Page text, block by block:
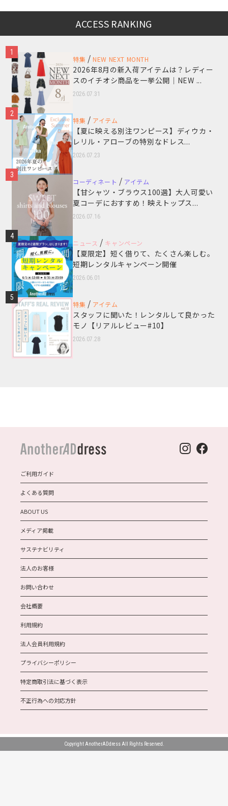
ACCESS RANKING
1
特集 /NEW NEXT MONTH
2026年8月の新入荷アイテムは？レディー
スのイチオシ商品を一挙公開｜NEW ...
2026.07.31
2
特集 / アイテム
【夏に映える別注ワンピース】ディウカ・
レリル・アローブの特別なドレス...
2026.07.23
3
コーディネート / アイテム
【甘シャツ・ブラウス100選】大人可愛い
夏コーデにおすすめ！映えトップス...
2026.07.16
4
ニュース / キャンペーン
【夏限定】短く借りて、たくさん楽しむ。
短期レンタルキャンペーン開催
2026.06.01
5
特集 / アイテム
スタッフに聞いた！レンタルして良かった
モノ【リアルレビュー#10】
2026.07.28
ご利用ガイド
よくある質問
ABOUT US
メディア掲載
サステナビリティ
法人のお客様
お問い合わせ
会社概要
利用規約
法人会員利用規約
プライバシーポリシー
特定商取引法に基づく表示
不正行為への対応方針
Copyright AnotherADdress All Rights Reserved.